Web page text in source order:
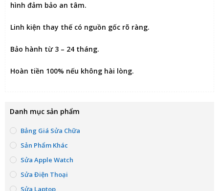
hình đảm bảo an tâm.
Linh kiện thay thế có nguồn gốc rõ ràng.
Bảo hành từ 3 – 24 tháng.
Hoàn tiền 100% nếu không hài lòng.
Danh mục sản phẩm
Bảng Giá Sửa Chữa
Sản Phẩm Khác
Sửa Apple Watch
Sửa Điện Thoại
Sửa Laptop